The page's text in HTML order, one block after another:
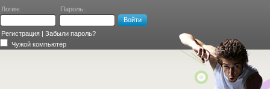
Логин: Пароль:
Регистрация | Забыли пароль?
Чужой компьютер